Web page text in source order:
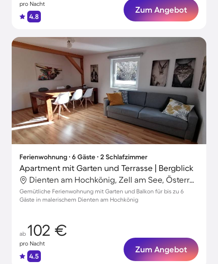
pro Nacht
4.8
Zum Angebot
Ferienwohnung ∙ 6 Gäste ∙ 2 Schlafzimmer
Apartment mit Garten und Terrasse | Bergblick
Dienten am Hochkönig, Zell am See, Österreich
Gemütliche Ferienwohnung mit Garten und Balkon für bis zu 6
Gäste in malerischem Dienten am Hochkönig
ab 102 €
pro Nacht
4.5
Zum Angebot